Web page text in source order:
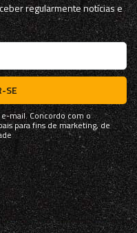
regularmente notícias e
SE
mail. Concordo com o
para fins de marketing, de